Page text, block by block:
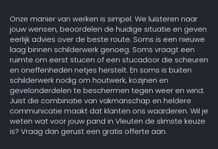
Onze manier van werken is simpel. We luisteren naar
jouw wensen, beoordelen de huidige situatie en geven
eerlijk advies over de beste route. Soms is een nieuwe
laag binnen schilderwerk genoeg. Soms vraagt een
ruimte om eerst stucen of een stucadoor die scheuren
en oneffenheden netjes herstelt. En soms is buiten
schilderwerk nodig om houtwerk, kozijnen en
gevelonderdelen te beschermen tegen weer en wind.
Juist die combinatie van vakmanschap en heldere
communicatie maakt dat klanten ons waarderen. Wil je
weten wat voor jouw pand in Vleuten de slimste keuze
is? Vraag dan gerust een gratis offerte aan.